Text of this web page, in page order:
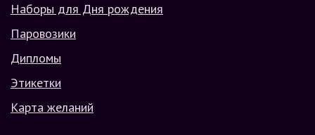
Наборы для Дня рождения
Паровозики
Дипломы
Этикетки
Карта желаний